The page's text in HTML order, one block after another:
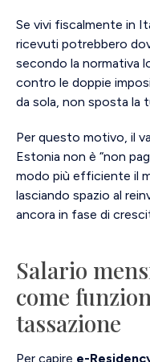
Se vivi fiscalmente in
ricevuti potrebbero
secondo la normativa
contro le doppie
da sola, non sposta la
Per questo motivo, il
Estonia non è “non
modo più efficiente il
lasciando spazio al
ancora in fase di
Salario
come
tassazione
Per capire e-